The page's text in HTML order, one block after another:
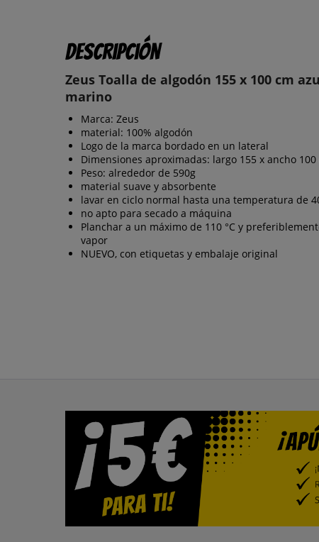
Descripción
Zeus Toalla de algodón 155 x 100 cm
marino
Marca: Zeus
material: 100% algodón
Logo de la marca bordado en un lateral
Dimensiones aproximadas: largo 155 x ancho 100
Peso: alrededor de 590g
material suave y absorbente
lavar en ciclo normal hasta una temperatura de
no apto para secado a máquina
Planchar a un máximo de 110 °C y
vapor
NUEVO, con etiquetas y embalaje original